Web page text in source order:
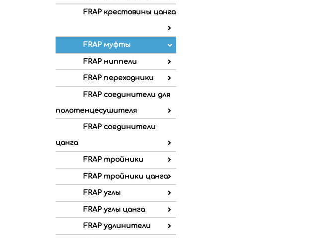
FRAP крестовины цанга
FRAP муфты
FRAP ниппели
FRAP переходники
FRAP соединители для
полотенцесушителя
FRAP соединители
цанга
FRAP тройники
FRAP тройники цанга
FRAP углы
FRAP углы цанга
FRAP удлинители